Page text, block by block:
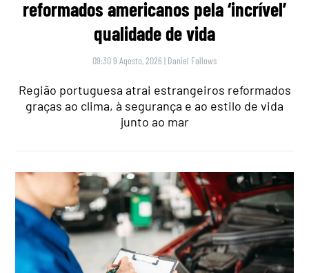
reformados americanos pela ‘incrível’
qualidade de vida
09:30 9 Agosto, 2026 | Daniel Fallows
Região portuguesa atrai estrangeiros reformados
graças ao clima, à segurança e ao estilo de vida
junto ao mar